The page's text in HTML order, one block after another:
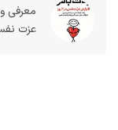
معرفی
عزت نفس